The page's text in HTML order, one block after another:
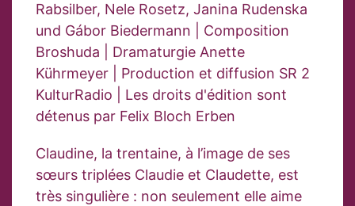
Rabsilber, Nele Rosetz, Janina Rudenska
und Gábor Biedermann | Composition
Broshuda | Dramaturgie Anette
Kührmeyer | Production et diffusion SR 2
KulturRadio | Les droits d'édition sont
détenus par Felix Bloch Erben
Claudine, la trentaine, à l’image de ses
sœurs triplées Claudie et Claudette, est
très singulière : non seulement elle aime